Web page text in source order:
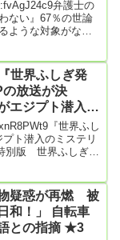
弁護士の
ない』67％の世論
ような対象がない
いとは思わない」
が報じたのに反応
世界ふしぎ発
の放送が決
エジプト潜入の
ーに
『世界ふし
ト潜入のミステリ
別版 世界ふしぎ発
准一がミステリーハ
しぎ発見！』は、
疑惑が再燃 被
和！」 自転車
との指摘 ★3